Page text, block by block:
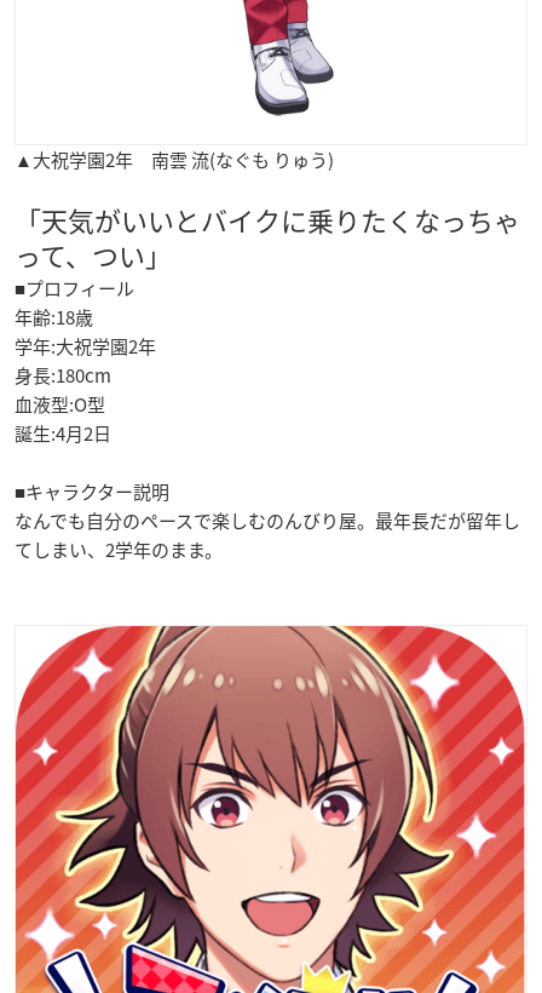
▲大祝学園2年 南雲 流(なぐも りゅう)
「天気がいいとバイクに乗りたくなっちゃ
って、つい」
■プロフィール
年齢:18歳
学年:大祝学園2年
身長:180cm
血液型:O型
誕生:4月2日
■キャラクター説明
なんでも自分のペースで楽しむのんびり屋。最年長だが留年し
てしまい、2学年のまま。